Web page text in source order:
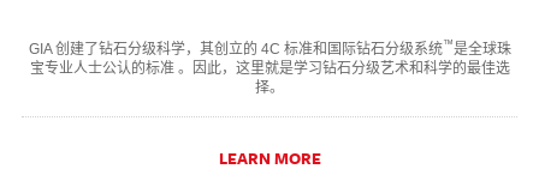
GIA 创建了钻石分级科学，其创立的 4C 标准和国际钻石分级系统™是全球珠
宝专业人士公认的标准 。因此，这里就是学习钻石分级艺术和科学的最佳选
择。
LEARN MORE